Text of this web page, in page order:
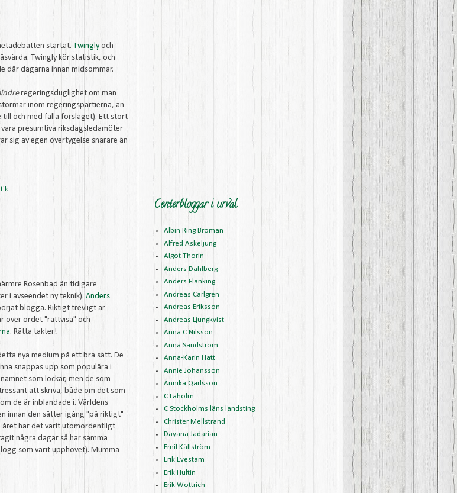
startat. Twinglyoch
Twingly kör statistik, och
där dagarna innan midsommar.
regeringsduglighet om man
inom regeringspartierna, än
till och med fälla förslaget). Ett stort
presumtiva riksdagsledamöter
sig av egen övertygelse snarare än
Rosenbad än tidigare
i avseendet ny teknik). Anders
blogga. Riktigt trevligt är
över ordet "rättvisa" och
. Rätta takter!
nya medium på ett bra sätt. De
snappas upp som populära i
som lockar, men de som
att skriva, både om det som
de är inblandade i. Världens
innan den sätter igång "på riktigt"
året har det varit utomordentligt
några dagar så har samma
som varit upphovet). Mumma
Centerbloggar i urval
Albin Ring Broman
Alfred Askeljung
Algot Thorin
Anders Dahlberg
Anders Flanking
Andreas Carlgren
Andreas Eriksson
Andreas Ljungkvist
Anna C Nilsson
Anna Sandström
Anna-Karin Hatt
Annie Johansson
Annika Qarlsson
C Laholm
C Stockholms läns landsting
Christer Mellstrand
Dayana Jadarian
Emil Källström
Erik Evestam
Erik Hultin
Erik Wottrich